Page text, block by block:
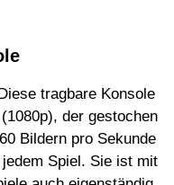
tragbare Konsole
der gestochen
Bildern pro Sekunde
Spiel. Sie ist mit